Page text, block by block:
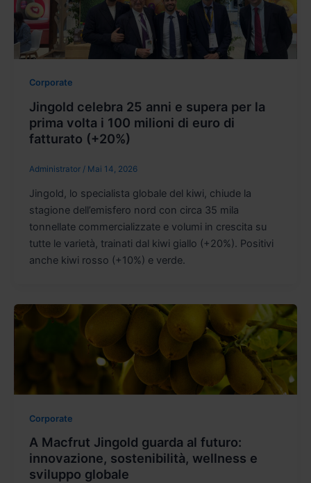
Corporate
Jingold celebra 25 anni e supera per la
prima volta i 100 milioni di euro di
fatturato (+20%)
Administrator / Mai 14, 2026
Jingold, lo specialista globale del kiwi, chiude la
stagione dell’emisfero nord con circa 35 mila
tonnellate commercializzate e volumi in crescita su
tutte le varietà, trainati dal kiwi giallo (+20%). Positivi
anche kiwi rosso (+10%) e verde.
Corporate
A Macfrut Jingold guarda al futuro:
innovazione, sostenibilità, wellness e
sviluppo globale